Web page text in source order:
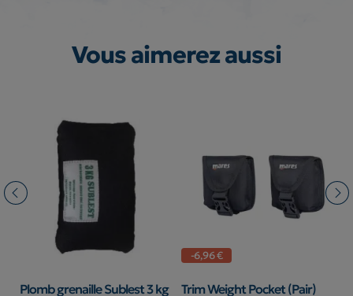
Vous aimerez aussi
Plomb grenaille Sublest 3 kg
-6,96 €
Trim Weight Pocket (Pair)